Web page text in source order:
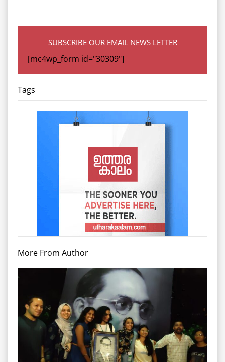
SUBSCRIBE OUR EMAIL NEWS LETTER
[mc4wp_form id="30309"]
Tags
More From Author